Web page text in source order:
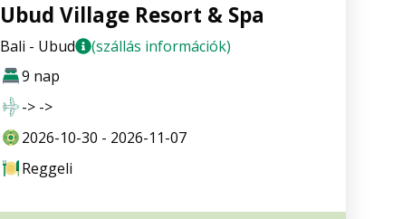
Ubud Village Resort & Spa
Bali - Ubud
(szállás információk)
9 nap
-> ->
2026-10-30 - 2026-11-07
Reggeli